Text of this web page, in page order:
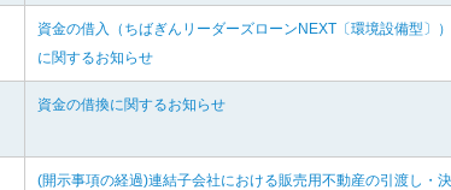
資金の借入（ちばぎんリーダーズローンNEXT〔環境設備型〕）
に関するお知らせ
資金の借換に関するお知らせ
(開示事項の経過)連結子会社における販売用不動産の引渡し・決